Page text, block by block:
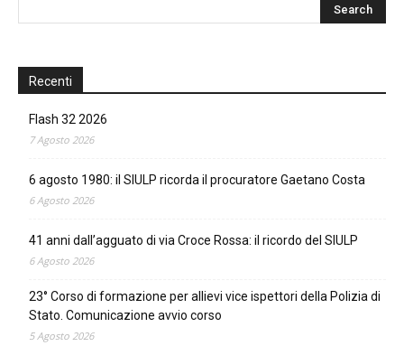
Recenti
Flash 32 2026
7 Agosto 2026
6 agosto 1980: il SIULP ricorda il procuratore Gaetano Costa
6 Agosto 2026
41 anni dall’agguato di via Croce Rossa: il ricordo del SIULP
6 Agosto 2026
23° Corso di formazione per allievi vice ispettori della Polizia di
Stato. Comunicazione avvio corso
5 Agosto 2026